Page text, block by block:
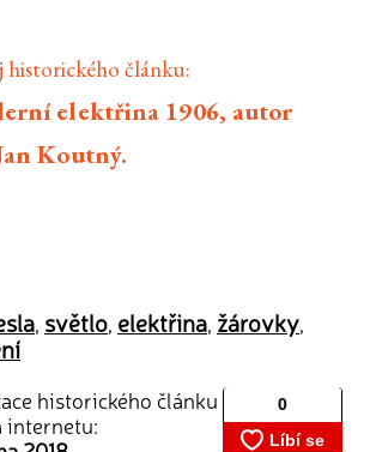
historického článku:
elektřina 1906, autor
Koutný.
světlo elektřina žárovky
historického článku
internetu: